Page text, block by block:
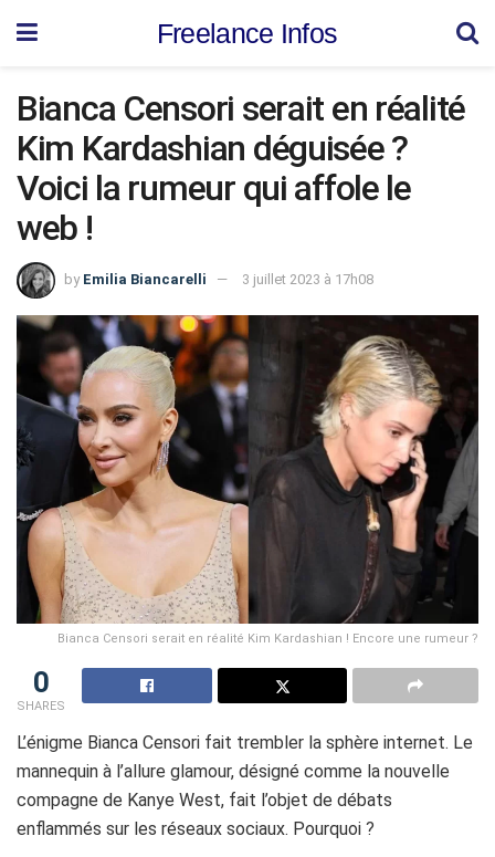
Freelance Infos
Bianca Censori serait en réalité
Kim Kardashian déguisée ?
Voici la rumeur qui affole le
web !
by Emilia Biancarelli 3 juillet 2023 à 17h08
Bianca Censori serait en réalité Kim Kardashian ! Encore une rumeur ?
0
SHARES
L’énigme Bianca Censori fait trembler la sphère internet. Le
mannequin à l’allure glamour, désigné comme la nouvelle
compagne de Kanye West, fait l’objet de débats
enflammés sur les réseaux sociaux. Pourquoi ?